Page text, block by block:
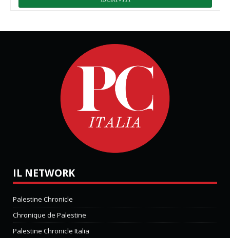
IL NETWORK
Palestine Chronicle
Chronique de Palestine
Palestine Chronicle Italia